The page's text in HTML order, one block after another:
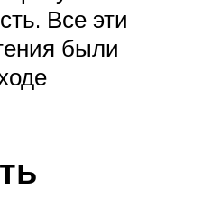
Все эти
были